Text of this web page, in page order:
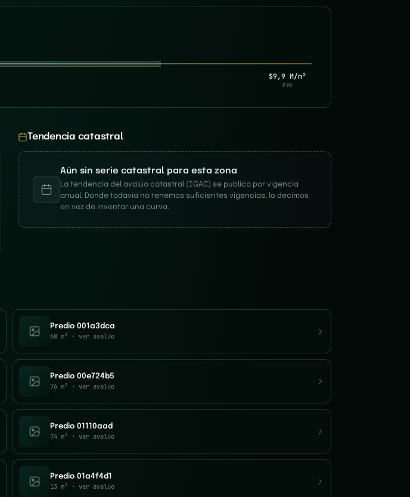
$9,9 M/m²
P90
Tendencia catastral
Aún sin serie catastral para esta zona
La tendencia del avalúo catastral (IGAC) se publica por vigencia
anual. Donde todavía no tenemos suficientes vigencias, lo decimos
en vez de inventar una curva.
Predio 001a3dca
68 m² · ver avalúo
Predio 00e724b5
76 m² · ver avalúo
Predio 01110aad
74 m² · ver avalúo
Predio 01a4f4d1
13 m² · ver avalúo